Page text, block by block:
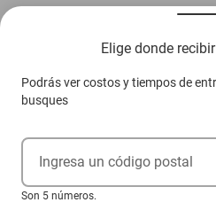
Elige donde
Podrás ver costos y tiempos de
busques
Ingresa un código postal
Son 5 números.
Ejerce tus derechos ARCO
Términos y condiciones